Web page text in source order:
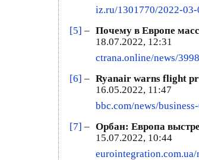
iz.ru/1301770/2022-
[5] – Почему в Европе
18.07.2022, 12:31
ctrana.online/news/
[6] – Ryanair warns flight
16.05.2022, 11:47
bbc.com/news/
[7] – Орбан: Европа
15.07.2022, 10:44